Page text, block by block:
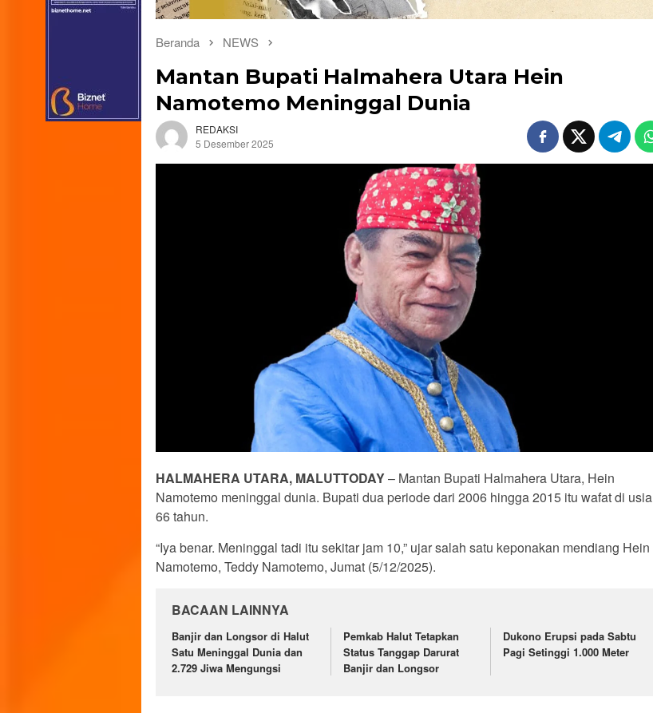
Beranda NEWS
Mantan Bupati Halmahera Utara Hein
Namotemo Meninggal Dunia
REDAKSI
5 Desember 2025
HALMAHERA UTARA, MALUTTODAY– Mantan Bupati Halmahera Utara, Hein
Namotemo meninggal dunia. Bupati dua periode dari 2006 hingga 2015 itu wafat di usia
66 tahun.
“Iya benar. Meninggal tadi itu sekitar jam 10,” ujar salah satu keponakan mendiang Hein
Namotemo, Teddy Namotemo, Jumat (5/12/2025).
BACAAN LAINNYA
Banjir dan Longsor di Halut
Satu Meninggal Dunia dan
2.729 Jiwa Mengungsi
Pemkab Halut Tetapkan
Status Tanggap Darurat
Banjir dan Longsor
Dukono Erupsi pada Sabtu
Pagi Setinggi 1.000 Meter